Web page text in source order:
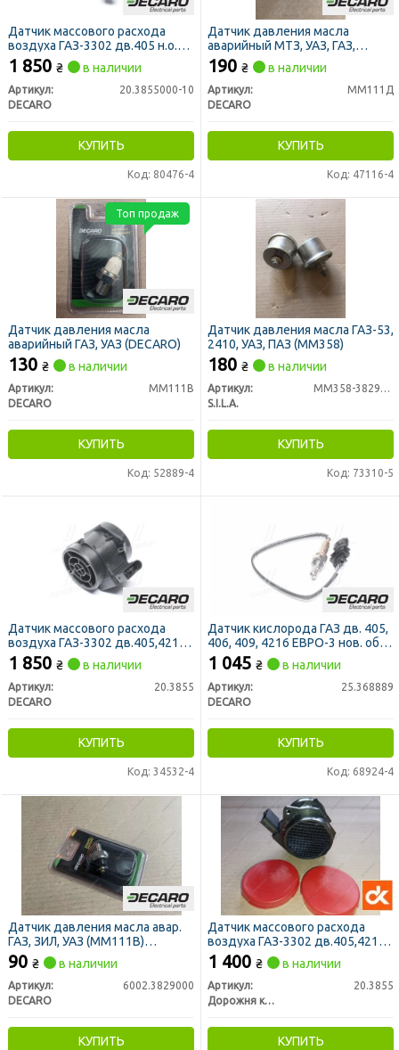
Датчик массового расхода
воздуха ГАЗ-3302 дв.405 н.о.
Евро-2 (DECARO)
1 850 ₴ в наличии
Артикул:
20.3855000-10
DECARO
КУПИТЬ
Код: 80476-4
Датчик давления масла
аварийный МТЗ, УАЗ, ГАЗ,
ТАВРИЯ, КАМАЗ, КРАЗ, МАЗ
(DECARO)
190 ₴ в наличии
Артикул:
ММ111Д
DECARO
КУПИТЬ
Код: 47116-4
Датчик давления масла
аварийный ГАЗ, УАЗ (DECARO)
130 ₴ в наличии
Артикул:
ММ111В
DECARO
КУПИТЬ
Код: 52889-4
Топ продаж
Датчик давления масла ГАЗ-53,
2410, УАЗ, ПАЗ (ММ358)
180 ₴ в наличии
Артикул:
ММ358-3829010
S.I.L.A.
КУПИТЬ
Код: 73310-5
Датчик массового расхода
воздуха ГАЗ-3302 дв.405,4216
(DECARO)
1 850 ₴ в наличии
Артикул:
20.3855
DECARO
КУПИТЬ
Код: 34532-4
Датчик кислорода ГАЗ дв. 405,
406, 409, 4216 ЕВРО-3 нов. обр.
(DECARO)
1 045 ₴ в наличии
Артикул:
25.368889
DECARO
КУПИТЬ
Код: 68924-4
Датчик давления масла авар.
ГАЗ, ЗИЛ, УАЗ (ММ111В)
(DECARO)
90 ₴ в наличии
Артикул:
6002.3829000
DECARO
КУПИТЬ
Датчик массового расхода
воздуха ГАЗ-3302 дв.405,4216
<ДК>
1 400 ₴ в наличии
Артикул:
20.3855
Дорожня карта
КУПИТЬ